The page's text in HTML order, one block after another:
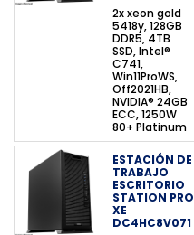
2x xeon gold
5418y, 128GB
DDR5, 4TB
SSD, Intel®
C741,
Win11ProWS,
Off2021HB,
NVIDIA® 24GB
ECC, 1250W
80+ Platinum
ESTACIÓN DE
TRABAJO
ESCRITORIO
STATION PRO
XE
DC4HC8V071